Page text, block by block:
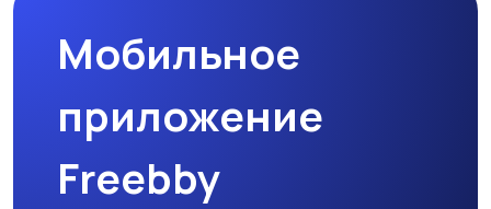
Мобильное
приложение
Freebby